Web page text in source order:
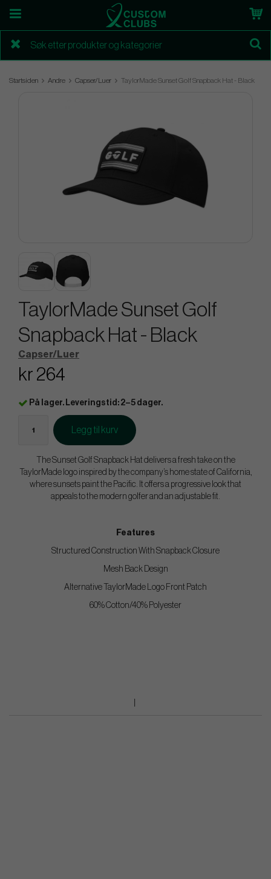
Startsiden Andre Capser/Luer TaylorMade Sunset Golf Snapback Hat - Black
TaylorMade Sunset Golf
Snapback Hat - Black
Capser/Luer
kr 264
På lager. Leveringstid: 2–5 dager.
Legg til kurv
The Sunset Golf Snapback Hat delivers a fresh take on the
TaylorMade logo inspired by the company’s home state of California,
where sunsets paint the Pacific. It offers a progressive look that
appeals to the modern golfer and an adjustable fit.
Features
Structured Construction With Snapback Closure
Mesh Back Design
Alternative TaylorMade Logo Front Patch
60% Cotton/40% Polyester